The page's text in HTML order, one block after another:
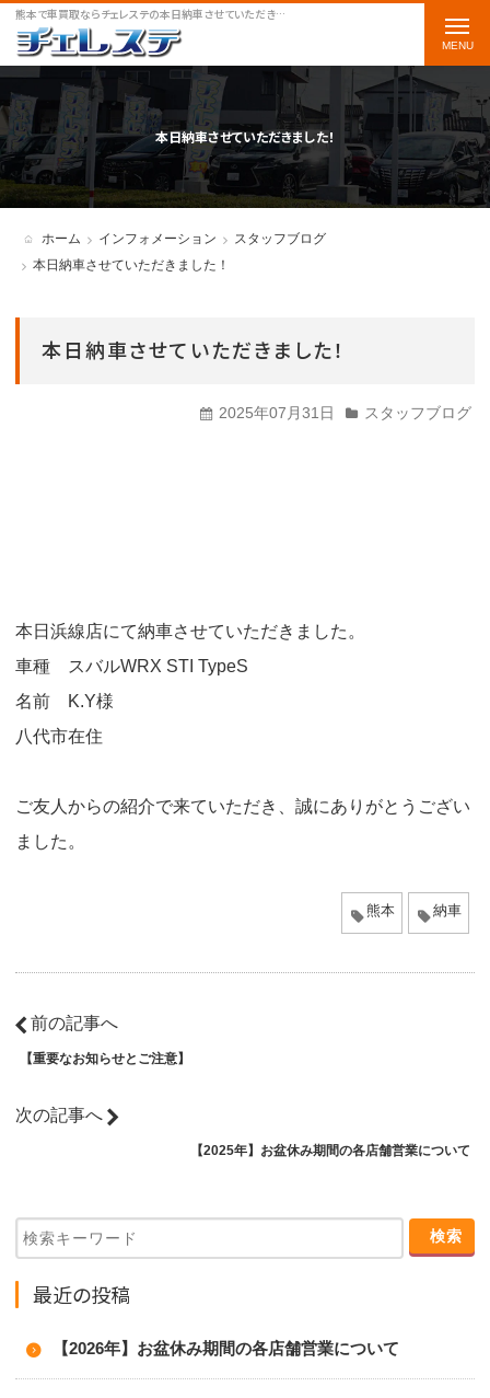
熊本で車買取ならチェレステの本日納車させていただきました！をご案内します
本日納車させていただきました！
ホーム インフォメーション
スタッフブログ
本日納車させていただきました！
本日納車させていただきました！
2025年07月31日 スタッフブログ
本日浜線店にて納車させていただきました。
車種 スバルWRX STI TypeS
名前 K.Y様
八代市在住
ご友人からの紹介で来ていただき、誠にありがとうござい
ました。
熊本 納車
前の記事へ
【重要なお知らせとご注意】
次の記事へ
【2025年】お盆休み期間の各店舗営業について
最近の投稿
【2026年】お盆休み期間の各店舗営業について
t
o
g
g
l
e
a